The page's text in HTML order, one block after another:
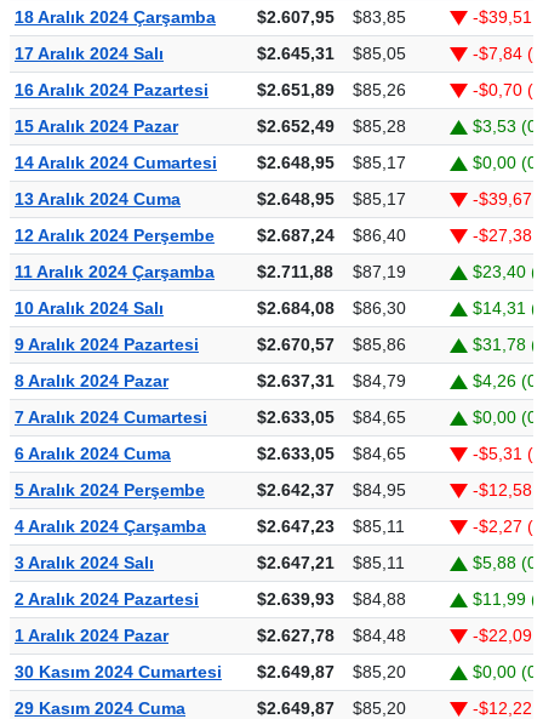
18 Aralık 2024 Çarşamba
$2.607,95 $83,85
-$39,51
17 Aralık 2024 Salı
$2.645,31 $85,05
-$7,84 (-
16 Aralık 2024 Pazartesi
$2.651,89 $85,26
-$0,70 (-
15 Aralık 2024 Pazar
$2.652,49 $85,28
$3,53
14 Aralık 2024 Cumartesi
$2.648,95 $85,17
$0,00
13 Aralık 2024 Cuma
$2.648,95 $85,17
-$39,67
12 Aralık 2024 Perşembe
$2.687,24 $86,40
-$27,38
11 Aralık 2024 Çarşamba
$2.711,88 $87,19
$23,40
10 Aralık 2024 Salı
$2.684,08 $86,30
$14,31
9 Aralık 2024 Pazartesi
$2.670,57 $85,86
$31,78
8 Aralık 2024 Pazar
$2.637,31 $84,79
$4,26
7 Aralık 2024 Cumartesi
$2.633,05 $84,65
$0,00
6 Aralık 2024 Cuma
$2.633,05 $84,65
-$5,31 (-
5 Aralık 2024 Perşembe
$2.642,37 $84,95
-$12,58
4 Aralık 2024 Çarşamba
$2.647,23 $85,11
-$2,27 (-
3 Aralık 2024 Salı
$2.647,21 $85,11
$5,88
2 Aralık 2024 Pazartesi
$2.639,93 $84,88
$11,99
1 Aralık 2024 Pazar
$2.627,78 $84,48
-$22,09
30 Kasım 2024 Cumartesi
$2.649,87 $85,20
$0,00
29 Kasım 2024 Cuma
$2.649,87 $85,20
-$12,22